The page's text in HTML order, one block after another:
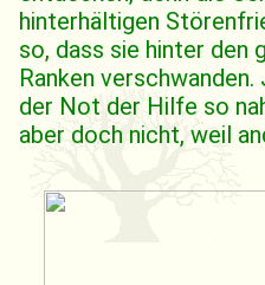
hinterhältigen
so, dass sie hinter den
Ranken
der Not der Hilfe so
aber doch nicht, weil